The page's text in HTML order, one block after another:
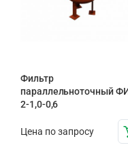
Фильтр
параллельноточный
2-1,0-0,6
Цена по запросу